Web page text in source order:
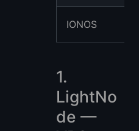
IONOS
1.
LightNo
de —